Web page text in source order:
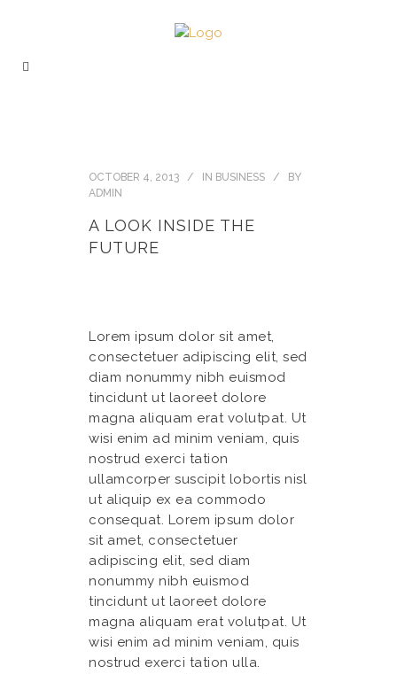
OCTOBER 4, 2013 IN BUSINESS
BY
ADMIN
A LOOK INSIDE THE
FUTURE
Lorem ipsum dolor sit amet,
consectetuer adipiscing elit, sed
diam nonummy nibh euismod
tincidunt ut laoreet dolore
magna aliquam erat volutpat. Ut
wisi enim ad minim veniam, quis
nostrud exerci tation
ullamcorper suscipit lobortis nisl
ut aliquip ex ea commodo
consequat. Lorem ipsum dolor
sit amet, consectetuer
adipiscing elit, sed diam
nonummy nibh euismod
tincidunt ut laoreet dolore
magna aliquam erat volutpat. Ut
wisi enim ad minim veniam, quis
nostrud exerci tation ulla.